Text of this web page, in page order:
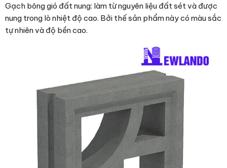
Gạch bông gió đất nung: làm từ nguyên liệu đất sét và được
nung trong lò nhiệt độ cao. Bởi thế sản phẩm này có màu sắc
tự nhiên và độ bền cao.